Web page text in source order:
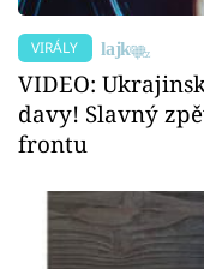
VIRÁLY
VIDEO:
davy! Slavný
frontu